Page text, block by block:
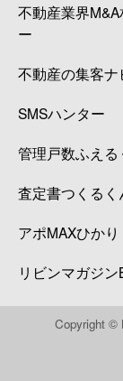
不動産業界
ー
不動産の集客ナ
SMSハンター
管理戸数ふえる
査定書つくるく
アポMAXひかり
リビンマガジン
Copyright ©